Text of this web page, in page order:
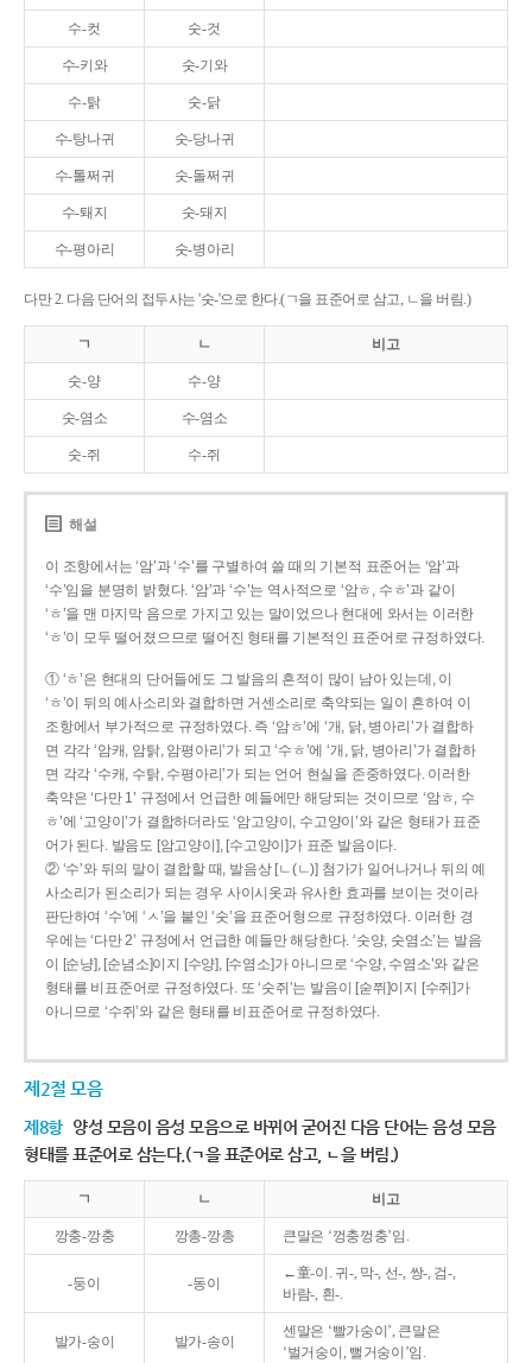
수-컷 숫-것
수-키와 숫-기와
수-탉 숫-닭
수-탕나귀 숫-당나귀
수-톨쩌귀 숫-돌쩌귀
수-퇘지 숫-돼지
수-평아리 숫-병아리
다만 2. 다음 단어의 접두사는 '숫-'으로 한다.(ㄱ을 표준어로 삼고, ㄴ을 버림.)
ㄱ ㄴ 비고
숫-양 수-양
숫-염소 수-염소
숫-쥐 수-쥐
해설
이 조항에서는 ‘암’과 ‘수’를 구별하여 쓸 때의 기본적 표준어는 ‘암’과
‘수’임을 분명히 밝혔다. ‘암’과 ‘수’는 역사적으로 ‘암ㅎ, 수ㅎ’과 같이
‘ㅎ’을 맨 마지막 음으로 가지고 있는 말이었으나 현대에 와서는 이러한
‘ㅎ’이 모두 떨어졌으므로 떨어진 형태를 기본적인 표준어로 규정하였다.
① ‘ㅎ’은 현대의 단어들에도 그 발음의 흔적이 많이 남아 있는데, 이
‘ㅎ’이 뒤의 예사소리와 결합하면 거센소리로 축약되는 일이 흔하여 이
조항에서 부가적으로 규정하였다. 즉 ‘암ㅎ’에 ‘개, 닭, 병아리’가 결합하
면 각각 ‘암캐, 암탉, 암평아리’가 되고 ‘수ㅎ’에 ‘개, 닭, 병아리’가 결합하
면 각각 ‘수캐, 수탉, 수평아리’가 되는 언어 현실을 존중하였다. 이러한
축약은 ‘다만 1’ 규정에서 언급한 예들에만 해당되는 것이므로 ‘암ㅎ, 수
ㅎ’에 ‘고양이’가 결합하더라도 ‘암고양이, 수고양이’와 같은 형태가 표준
어가 된다. 발음도 [암고양이], [수고양이]가 표준 발음이다.
② ‘수’와 뒤의 말이 결합할 때, 발음상 [ㄴ(ㄴ)] 첨가가 일어나거나 뒤의 예
사소리가 된소리가 되는 경우 사이시옷과 유사한 효과를 보이는 것이라
판단하여 ‘수’에 ‘ㅅ’을 붙인 ‘숫’을 표준어형으로 규정하였다. 이러한 경
우에는 ‘다만 2’ 규정에서 언급한 예들만 해당한다. ‘숫양, 숫염소’는 발음
이 [순냥], [순념소]이지 [수양], [수염소]가 아니므로 ‘수양, 수염소’와 같은
형태를 비표준어로 규정하였다. 또 ‘숫쥐’는 발음이 [숟쮜]이지 [수쥐]가
아니므로 ‘수쥐’와 같은 형태를 비표준어로 규정하였다.
제2절 모음
제8항 양성 모음이 음성 모음으로 바뀌어 굳어진 다음 단어는 음성 모음
형태를 표준어로 삼는다.(ㄱ을 표준어로 삼고, ㄴ을 버림.)
ㄱ ㄴ 비고
깡충-깡충 깡총-깡총 큰말은 ‘껑충껑충’임.
-둥이 -동이
←童-이. 귀-, 막-, 선-, 쌍-, 검-,
바람-, 흰-.
발가-숭이 발가-송이
센말은 ‘빨가숭이’, 큰말은
‘벌거숭이, 뻘거숭이’임.